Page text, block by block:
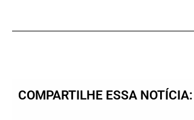
COMPARTILHE ESSA NOTÍCIA: